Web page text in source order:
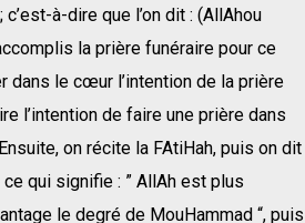
à-dire que l’on dit : (AllAhou
la prière funéraire pour ce
dans le cœur l’intention de la prière
l’intention de faire une prière dans
on récite la FAtiHah, puis on dit
ce qui signifie : ” AllAh est plus
le degré de MouHammad “, puis